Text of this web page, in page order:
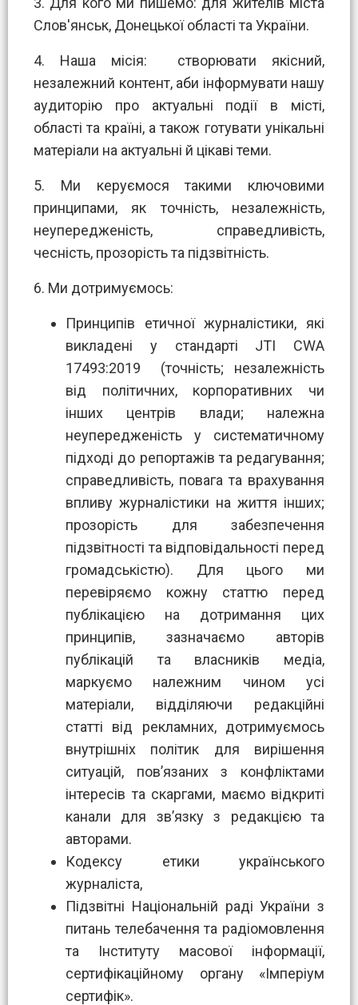
Слов'янськ, Донецької області та України.
4. Наша місія: створювати якісний,
незалежний контент, аби інформувати нашу
аудиторію про актуальні події в місті,
області та країні, а також готувати унікальні
матеріали на актуальні й цікаві теми.
5. Ми керуємося такими ключовими
принципами, як точність, незалежність,
неупередженість, справедливість,
чесність, прозорість та підзвітність.
6. Ми дотримуємось:
Принципів етичної журналістики, які
викладені у стандарті JTI CWA
17493:2019 (точність; незалежність
від політичних, корпоративних чи
інших центрів влади; належна
неупередженість у систематичному
підході до репортажів та редагування;
справедливість, повага та врахування
впливу журналістики на життя інших;
прозорість для забезпечення
підзвітності та відповідальності перед
громадськістю). Для цього ми
перевіряємо кожну статтю перед
публікацією на дотримання цих
принципів, зазначаємо авторів
публікацій та власників медіа,
маркуємо належним чином усі
матеріали, відділяючи редакційні
статті від рекламних, дотримуємось
внутрішніх політик для вирішення
ситуацій, пов’язаних з конфліктами
інтересів та скаргами, маємо відкриті
канали для зв’язку з редакцією та
авторами.
Кодексу етики українського
журналіста,
Підзвітні Національній раді України з
питань телебачення та радіомовлення
та Інституту масової інформації,
сертифікаційному органу «Імперіум
сертифік».